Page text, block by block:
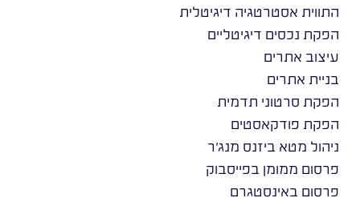
התווית אסטרטגיה דיגיטלית
הפקת נכסים דיגיטליים
עיצוב אתרים
בניית אתרים
הפקת סרטוני תדמית
הפקת פודקאסטים
ניהול מטא ביזנס מנג׳ר
פרסום ממומן בפייסבוק
פרסום באינסטגרם